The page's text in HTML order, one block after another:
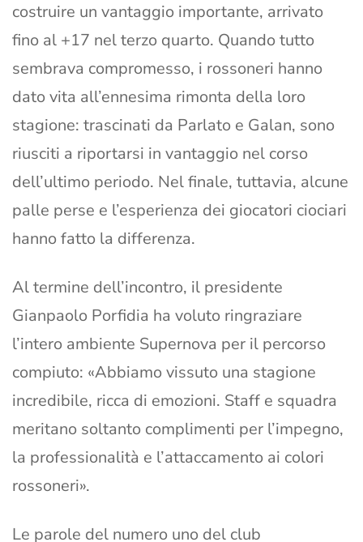
costruire un vantaggio importante, arrivato
fino al +17 nel terzo quarto. Quando tutto
sembrava compromesso, i rossoneri hanno
dato vita all’ennesima rimonta della loro
stagione: trascinati da Parlato e Galan, sono
riusciti a riportarsi in vantaggio nel corso
dell’ultimo periodo. Nel finale, tuttavia, alcune
palle perse e l’esperienza dei giocatori ciociari
hanno fatto la differenza.
Al termine dell’incontro, il presidente
Gianpaolo Porfidia ha voluto ringraziare
l’intero ambiente Supernova per il percorso
compiuto: «Abbiamo vissuto una stagione
incredibile, ricca di emozioni. Staff e squadra
meritano soltanto complimenti per l’impegno,
la professionalità e l’attaccamento ai colori
rossoneri».
Le parole del numero uno del club